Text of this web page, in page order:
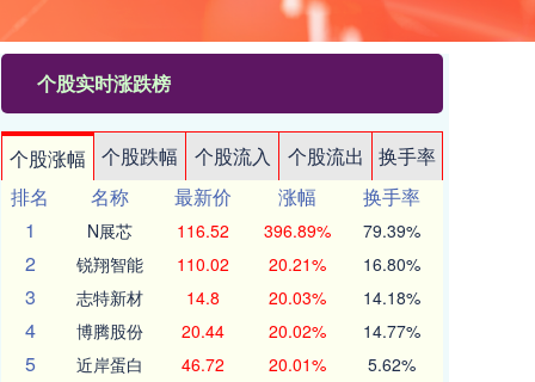
个股实时涨跌榜
个股涨幅 个股跌幅 个股流入 个股流出
换手率
排名
名称 最新价 涨幅
换手率
1
N展芯 116.52 396.89% 79.39%
2 锐翔智能 110.02 20.21% 16.80%
3 志特新材 14.8 20.03% 14.18%
4 博腾股份 20.44 20.02% 14.77%
5 近岸蛋白 46.72 20.01% 5.62%